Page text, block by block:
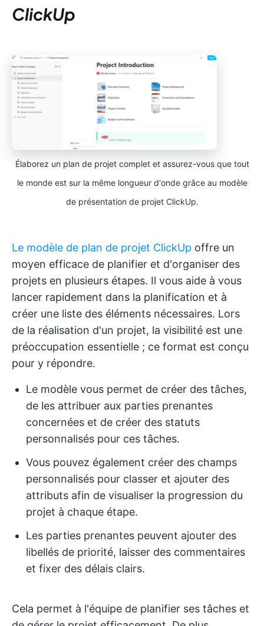
ClickUp
Élaborez un plan de projet complet et assurez-vous que tout
le monde est sur la même longueur d'onde grâce au modèle
de présentation de projet ClickUp.
Le modèle de plan de projet ClickUp offre un
moyen efficace de planifier et d'organiser des
projets en plusieurs étapes. Il vous aide à vous
lancer rapidement dans la planification et à
créer une liste des éléments nécessaires. Lors
de la réalisation d'un projet, la visibilité est une
préoccupation essentielle ; ce format est conçu
pour y répondre.
Le modèle vous permet de créer des tâches,
de les attribuer aux parties prenantes
concernées et de créer des statuts
personnalisés pour ces tâches.
Vous pouvez également créer des champs
personnalisés pour classer et ajouter des
attributs afin de visualiser la progression du
projet à chaque étape.
Les parties prenantes peuvent ajouter des
libellés de priorité, laisser des commentaires
et fixer des délais clairs.
Cela permet à l'équipe de planifier ses tâches et